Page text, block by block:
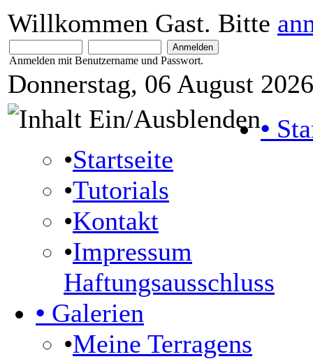
Willkommen Gast. Bitte
Anmelden mit Benutzername und Passwort.
Donnerstag, 06 August
•
•Startseite
•Tutorials
•Kontakt
•Impressum
Haftungsausschluss
• Galerien
•Meine Terragens